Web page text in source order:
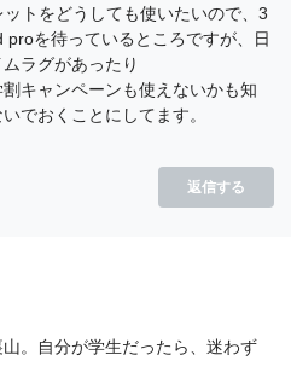
トをどうしても使いたいので、3
proを待っているところですが、日
ラグがあったり
キャンペーンも使えないかも知
でおくことにしてます。
返信する
。自分が学生だったら、迷わず